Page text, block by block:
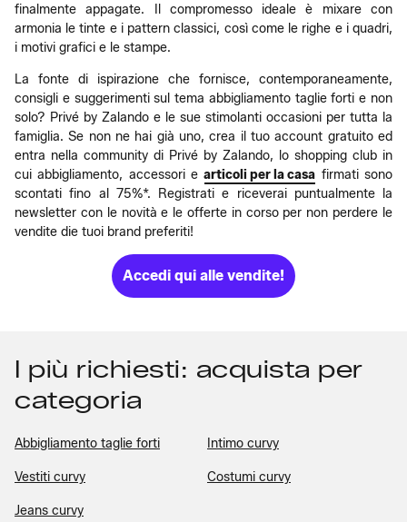
finalmente appagate. Il compromesso ideale è mixare con
armonia le tinte e i pattern classici, così come le righe e i quadri,
i motivi grafici e le stampe.
La fonte di ispirazione che fornisce, contemporaneamente,
consigli e suggerimenti sul tema abbigliamento taglie forti e non
solo? Privé by Zalando e le sue stimolanti occasioni per tutta la
famiglia. Se non ne hai già uno, crea il tuo account gratuito ed
entra nella community di Privé by Zalando, lo shopping club in
cui abbigliamento, accessori earticoli per la casa firmati sono
scontati fino al 75%*. Registrati e riceverai puntualmente la
newsletter con le novità e le offerte in corso per non perdere le
vendite die tuoi brand preferiti!
Accedi qui alle vendite!
I più richiesti: acquista per
categoria
Abbigliamento taglie forti Intimo curvy
Vestiti curvy Costumi curvy
Jeans curvy